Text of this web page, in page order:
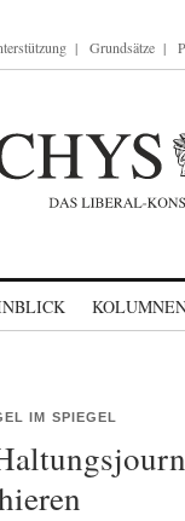
Grundsätze
IM SPIEGEL